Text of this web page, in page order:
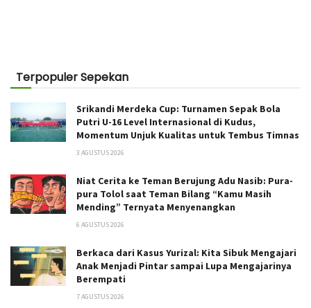
Terpopuler Sepekan
Srikandi Merdeka Cup: Turnamen Sepak Bola
Putri U-16 Level Internasional di Kudus,
Momentum Unjuk Kualitas untuk Tembus Timnas
3 AGUSTUS 2026
Niat Cerita ke Teman Berujung Adu Nasib: Pura-
pura Tolol saat Teman Bilang “Kamu Masih
Mending” Ternyata Menyenangkan
6 AGUSTUS 2026
Berkaca dari Kasus Yurizal: Kita Sibuk Mengajari
Anak Menjadi Pintar sampai Lupa Mengajarinya
Berempati
7 AGUSTUS 2026